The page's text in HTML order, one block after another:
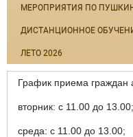
МЕРОПРИЯТИЯ ПО
ДИСТАНЦИОННОЕ
ЛЕТО 2026
График приема граждан
вторник: с 11.00 до 13.00;
среда: с 11.00 до 13.00;